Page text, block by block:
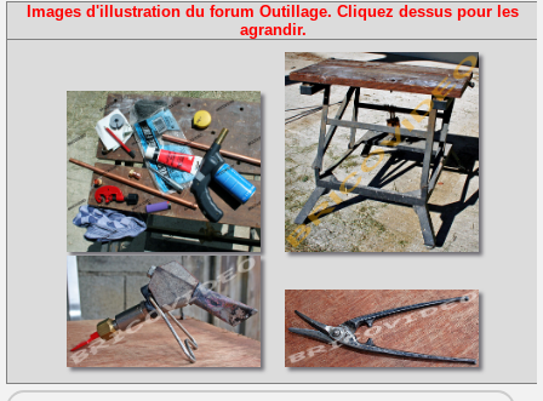
Images d'illustration du forum Outillage. Cliquez dessus pour les
agrandir.